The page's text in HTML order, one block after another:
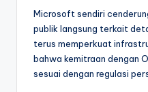
Microsoft sendiri
publik langsung terkait
terus memperkuat
bahwa kemitraan dengan
sesuai dengan regulasi